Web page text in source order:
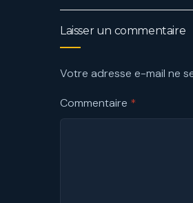
Laisser un commentaire
Votre adresse e-mail ne
Commentaire *